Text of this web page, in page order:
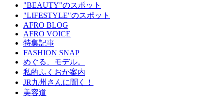
"BEAUTY"のスポット
"LIFESTYLE"のスポット
AFRO BLOG
AFRO VOICE
特集記事
FASHION SNAP
めぐる、モデル。
私的ふくおか案内
JR九州さんに聞く！
美容道